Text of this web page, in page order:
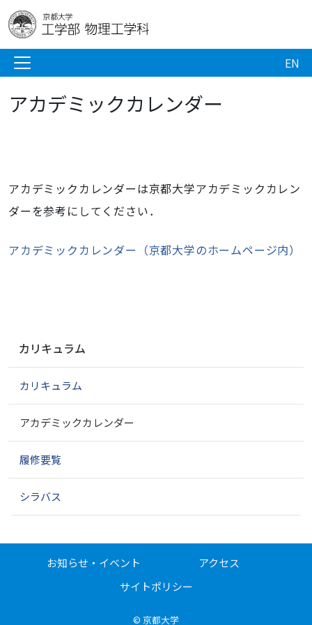
EN
アカデミックカレンダー
アカデミックカレンダーは京都大学アカデミックカレン
ダーを参考にしてください．
アカデミックカレンダー（京都大学のホームページ内）
ゲ
シ
ン
カリキュラム
カリキュラム
アカデミックカレンダー
履修要覧
シラバス
© 京都大学
お知らせ・イベント
アクセス
サイトポリシー